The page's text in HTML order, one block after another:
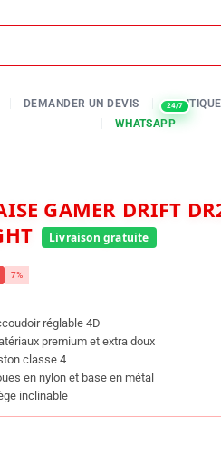
7%
réglable 4D
premium et extra doux
classe 4
en nylon et base en métal
inclinable